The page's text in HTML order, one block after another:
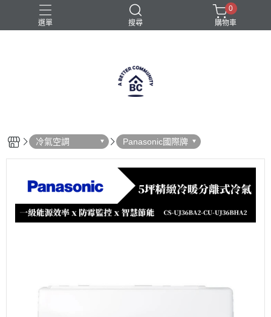
選單 搜尋
半自動咖啡機 咖啡機
0
購物車
冷氣空調 Panasonic國際牌